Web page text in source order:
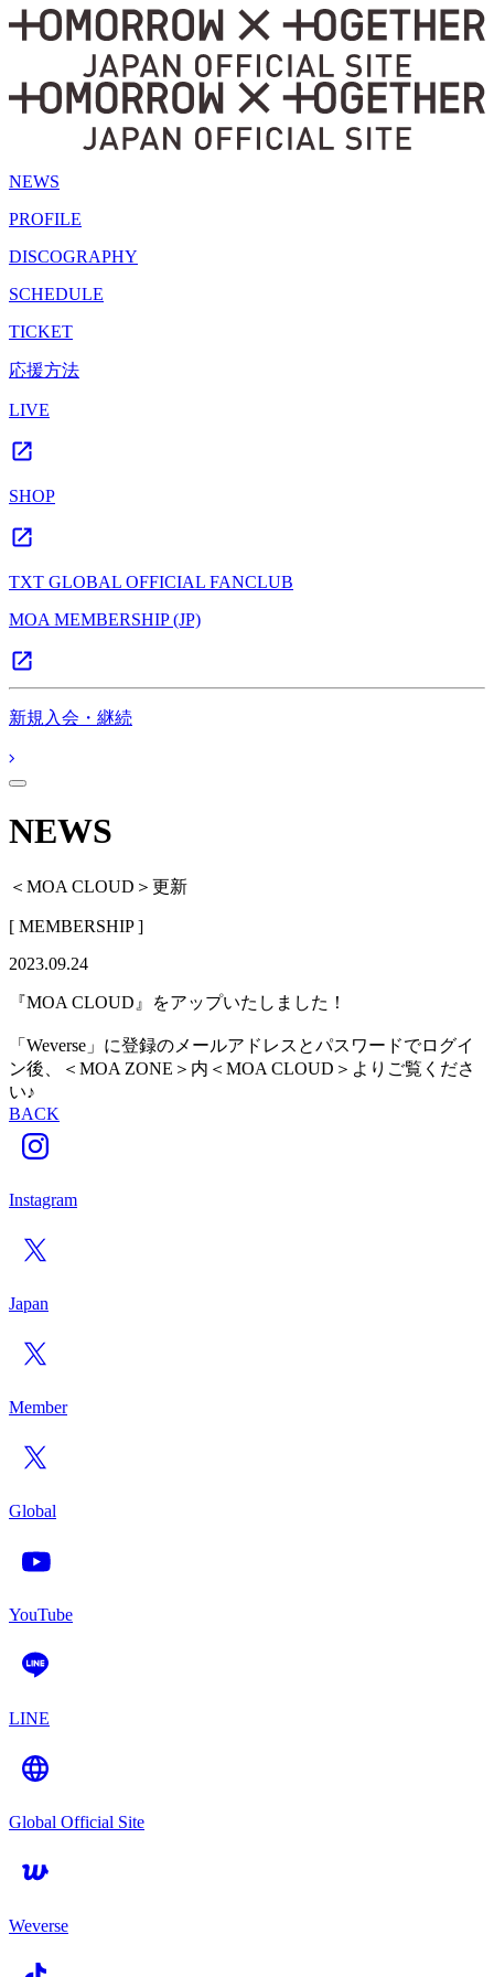
NEWS
PROFILE
DISCOGRAPHY
SCHEDULE
TICKET
応援方法
LIVE
SHOP
TXT GLOBAL OFFICIAL FANCLUB
MOA MEMBERSHIP (JP)
新規入会・継続
NEWS
＜MOA CLOUD＞更新
[ MEMBERSHIP ]
2023.09.24
『MOA CLOUD』をアップいたしました！
「Weverse」に登録のメールアドレスとパスワードでログイ
ン後、＜MOA ZONE＞内＜MOA CLOUD＞よりご覧くださ
い♪
BACK
Instagram
Japan
Member
Global
YouTube
LINE
Global Official Site
Weverse